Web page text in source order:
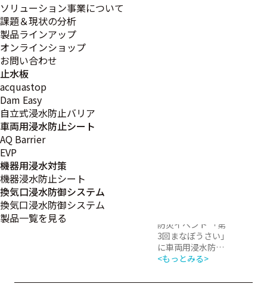
ソリューション事業について
課題＆現状の分析
製品ラインアップ
オンラインショップ
お問い合わせ
止水板
acquastop
Dam Easy
自立式浸水防止バリア
車両用浸水防止シート
AQ Barrier
EVP
機器用浸水対策
機器浸水防止シート
換気口浸水防御システム
換気口浸水防御システム
製品一覧を見る
2024.02.26
防災イベント 「第
3回まなぼうさい」
に車両用浸水防…
<もっとみる>